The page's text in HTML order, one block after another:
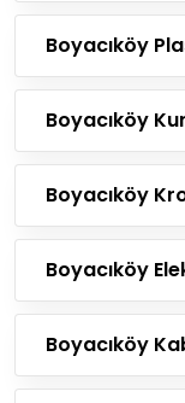
Boyacıköy
Boyacıköy
Boyacıköy
Boyacıköy
Boyacıköy